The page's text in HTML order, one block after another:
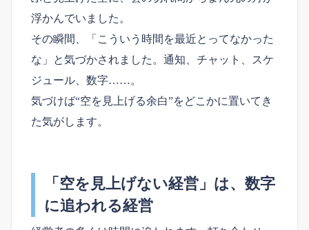
浮かんでいました。
その瞬間、「こういう時間を最近とってなかった
な」と気づかされました。通知、チャット、スケ
ジュール、数字……。
気づけば“空を見上げる余白”をどこかに置いてき
た気がします。
「空を見上げない経営」は、数字
に追われる経営